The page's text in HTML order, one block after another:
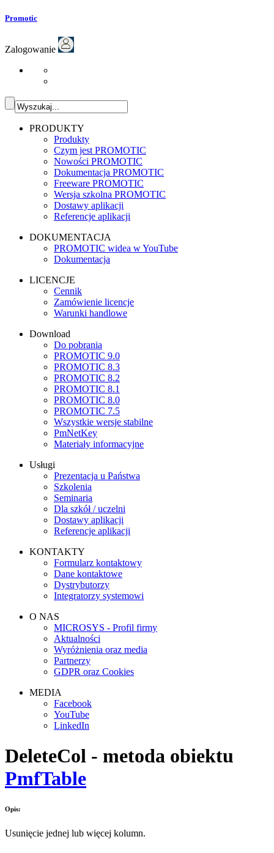
Promotic
Zalogowanie
PRODUKTY
Produkty
Czym jest PROMOTIC
Nowości PROMOTIC
Dokumentacja PROMOTIC
Freeware PROMOTIC
Wersja szkolna PROMOTIC
Dostawy aplikacji
Referencje aplikacji
DOKUMENTACJA
PROMOTIC widea w YouTube
Dokumentacja
LICENCJE
Cennik
Zamówienie licencje
Warunki handlowe
Download
Do pobrania
PROMOTIC 9.0
PROMOTIC 8.3
PROMOTIC 8.2
PROMOTIC 8.1
PROMOTIC 8.0
PROMOTIC 7.5
Wszystkie wersje stabilne
PmNetKey
Materiały informacyjne
Usługi
Prezentacja u Państwa
Szkolenia
Seminaria
Dla szkół / uczelni
Dostawy aplikacji
Referencje aplikacji
KONTAKTY
Formularz kontaktowy
Dane kontaktowe
Dystrybutorzy
Integratorzy systemowi
O NAS
MICROSYS - Profil firmy
Aktualności
Wyróżnienia oraz media
Partnerzy
GDPR oraz Cookies
MEDIA
Facebook
YouTube
LinkedIn
DeleteCol - metoda obiektu
PmfTable
Opis:
Usunięcie jednej lub więcej kolumn.